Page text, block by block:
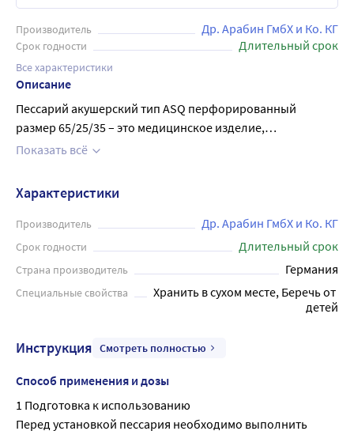
Производитель Др. Арабин ГмбХ и Ко. КГ
Срок годности Длительный срок
Все характеристики
Описание
Пессарий акушерский тип ASQ перфорированный
размер 65/25/35 – это медицинское изделие,
применяемое у беременных женщин с истмико-
угрозы преждевременных родов. Применяется для
удержания матки в необходимом естественном
положении, а также для фиксации укороченной шейки
матки с угрожающим дальнейшим раскрытием. Подбор
врач акушер-гинеколог. Установка возможна как в
условиях стационара, так и амбулаторно.
форму глубокой чаши, большое центральное отверстие
для фиксации на шейке матки и маленькие
секрета. Акушерский пессарий Dr.Arabin сделан из
Показать всё
Характеристики
Производитель Др. Арабин ГмбХ и Ко. КГ
Срок годности Длительный срок
Страна производитель Германия
Специальные свойства
Хранить в сухом месте, Беречь от
детей
Инструкция Смотреть полностью
Способ применения и дозы
1 Подготовка к использованию
Перед установкой пессария необходимо выполнить